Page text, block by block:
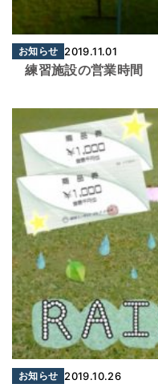
お知らせ 2019.11.01
練習施設の営業時間
お知らせ 2019.10.26